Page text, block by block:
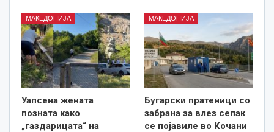
МАКЕДОНИЈА
Уапсена жената
позната како
„газдарицата“ на
МАКЕДОНИЈА
Бугарски пратеници со
забрана за влез сепак
се појавиле во Кочани